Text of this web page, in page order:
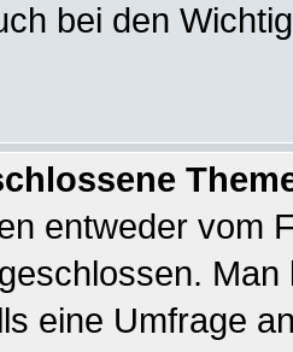
bei den
entweder vom
eine Umfrage